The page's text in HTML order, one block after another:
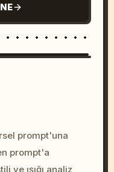
8k --v 6.0
prompt'una
prompt'a
ve ışığı analiz